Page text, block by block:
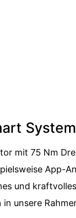
mit 75 Nm
App-
und
unsere